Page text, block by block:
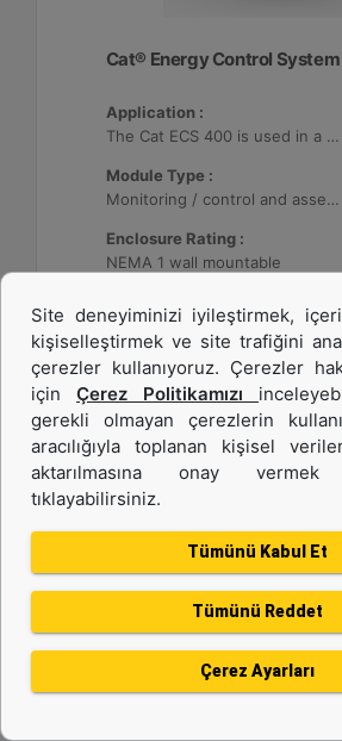
Cat® Energy Control
Application :
The Cat ECS 400 is used in a variety of microgrids where the Cat ECS 400 is configurable to meet applicable site-specific asset requirements.
Module Type :
Monitoring / control and asset optimization may be configured with up to 32 Distributed Energy Resources (DER's).
Enclosure Rating :
NEMA 1 wall mountable
Detay
Cat® Energy Control System
Site deneyiminizi iyileştirmek,
kişiselleştirmek ve site trafiğini
çerezler kullanıyoruz. Çerezler
için Çerez Politikamızı
gerekli olmayan çerezlerin
aracılığıyla toplanan kişisel
aktarılmasına onay
tıklayabilirsiniz.
Tümünü Kabul Et
Tümünü Reddet
Çerez Ayarları